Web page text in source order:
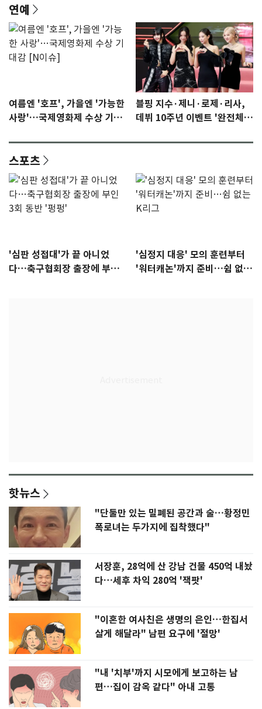
연예
여름엔 '호프', 가을엔 '가능한
사랑'…국제영화제 수상 기대
블핑 지수·제니·로제·리사,
데뷔 10주년 이벤트 '완전체'
스포츠
'심판 성접대'가 끝 아니었
다…축구협회장 출장에 부인
'심정지 대응' 모의 훈련부터
'워터캐논'까지 준비…쉼 없는
핫뉴스
"단둘만 있는 밀폐된 공간과 술…황정민
폭로녀는 두가지에 집착했다"
서장훈, 28억에 산 강남 건물 450억 내놨
다…세후 차익 280억 '잭팟'
"이혼한 여사친은 생명의 은인…한집서
살게 해달라" 남편 요구에 '절망'
"내 '치부'까지 시모에게 보고하는 남
편…집이 감옥 같다" 아내 고통